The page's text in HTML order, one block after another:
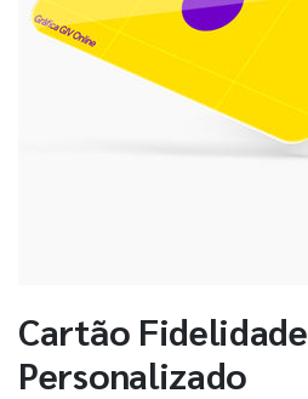
Cartão Fidelidade
Personalizado